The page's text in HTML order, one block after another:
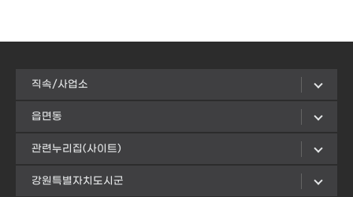
직속/사업소
읍면동
관련누리집(사이트)
강원특별자치도시군